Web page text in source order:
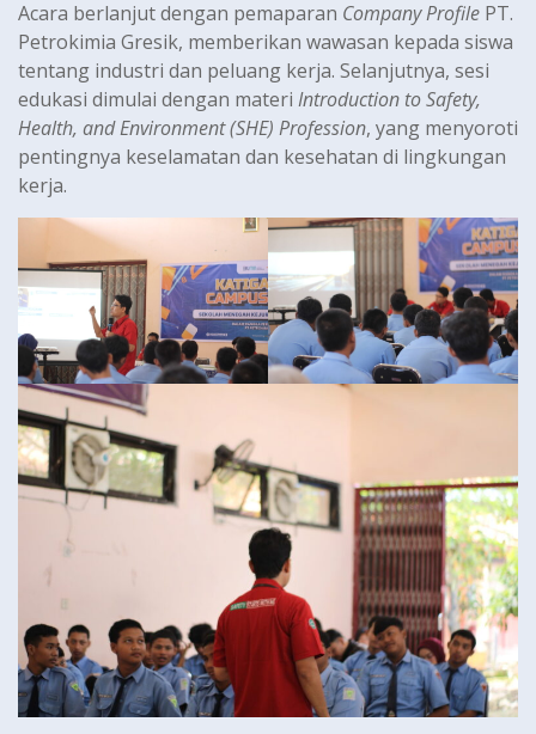
Acara berlanjut dengan pemaparan Company Profile PT.
Petrokimia Gresik, memberikan wawasan kepada siswa
tentang industri dan peluang kerja. Selanjutnya, sesi
edukasi dimulai dengan materi Introduction to Safety,
Health, and Environment (SHE) Profession, yang menyoroti
pentingnya keselamatan dan kesehatan di lingkungan
kerja.